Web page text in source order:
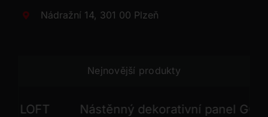
Nádražní 14, 301 00 Plzeň
Nejnovější produkty
Nástěnný dekorativní panel GONG